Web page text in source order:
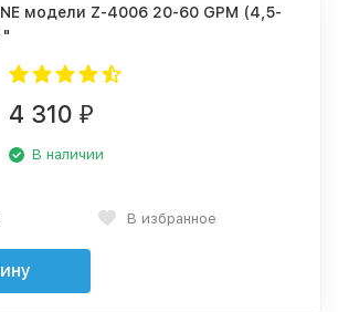
модели Z-4006 20-60 GPM (4,5-
"
4 310 ₽
В наличии
В избранное